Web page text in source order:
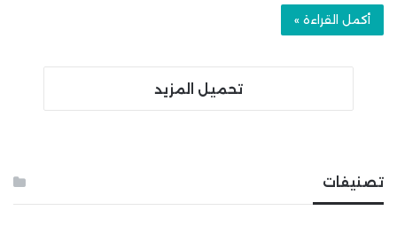
أكمل القراءة »
تحميل المزيد
تصنيفات